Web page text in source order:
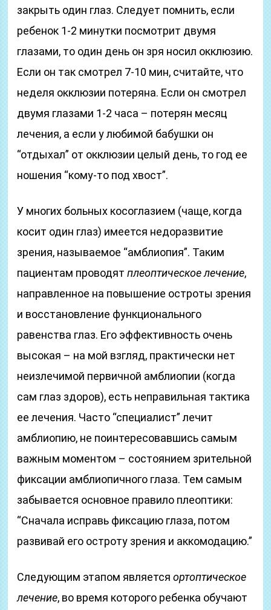
закрыть один глаз. Следует помнить, если
ребенок 1-2 минутки посмотрит двумя
глазами, то один день он зря носил окклюзию.
Если он так смотрел 7-10 мин, считайте, что
неделя окклюзии потеряна. Если он смотрел
двумя глазами 1-2 часа – потерян месяц
лечения, а если у любимой бабушки он
“отдыхал” от окклюзии целый день, то год ее
ношения “кому-то под хвост”.
У многих больных косоглазием (чаще, когда
косит один глаз) имеется недоразвитие
зрения, называемое “амблиопия”. Таким
пациентам проводятплеоптическое лечение,
направленное на повышение остроты зрения
и восстановление функционального
равенства глаз. Его эффективность очень
высокая – на мой взгляд, практически нет
неизлечимой первичной амблиопии (когда
сам глаз здоров), есть неправильная тактика
ее лечения. Часто “специалист” лечит
амблиопию, не поинтересовавшись самым
важным моментом – состоянием зрительной
фиксации амблиопичного глаза. Тем самым
забывается основное правило плеоптики:
“Сначала исправь фиксацию глаза, потом
развивай его остроту зрения и аккомодацию.”
Следующим этапом являетсяортоптическое
лечение, во время которого ребенка обучают